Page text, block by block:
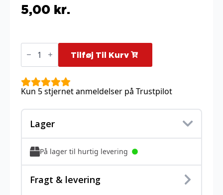
5,00 kr.
Cloyster
antal
Tilføj Til Kurv
Kun 5 stjernet anmeldelser på Trustpilot
Lager
På lager til hurtig levering
Fragt & levering